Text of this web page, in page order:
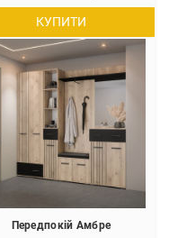
КУПИТИ
Передпокій Амбре